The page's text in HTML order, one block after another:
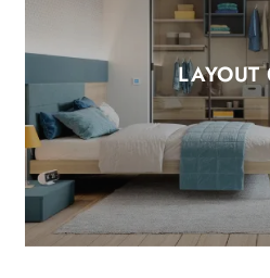
LAYOUT